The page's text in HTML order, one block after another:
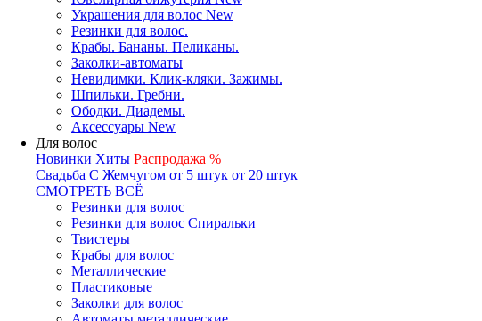
Украшения для волос New
Резинки для волос.
Крабы. Бананы. Пеликаны.
Заколки-автоматы
Невидимки. Клик-кляки. Зажимы.
Шпильки. Гребни.
Ободки. Диадемы.
Аксессуары New
Для волос
Новинки Хиты Распродажа %
Свадьба С Жемчугом от 5 штук от 20 штук
СМОТРЕТЬ ВСЁ
Резинки для волос
Резинки для волос Спиральки
Твистеры
Крабы для волос
Металлические
Пластиковые
Заколки для волос